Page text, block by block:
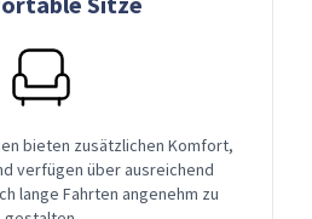
bieten zusätzlichen Komfort,
verfügen über ausreichend
lange Fahrten angenehm zu